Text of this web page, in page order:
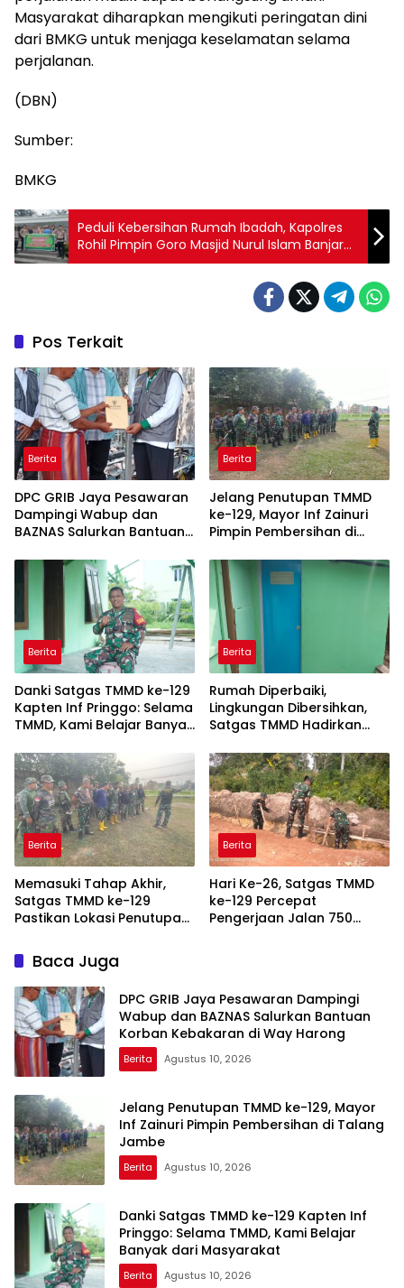
Masyarakat diharapkan mengikuti peringatan dini
dari BMKG untuk menjaga keselamatan selama
perjalanan.
(DBN)
Sumber:
BMKG
Peduli Kebersihan Rumah Ibadah, Kapolres
Rohil Pimpin Goro Masjid Nurul Islam Banjar
XII
Pos Terkait
Berita
DPC GRIB Jaya Pesawaran
Dampingi Wabup dan
BAZNAS Salurkan Bantuan
Harong
Berita
Jelang Penutupan TMMD
ke-129, Mayor Inf Zainuri
Pimpin Pembersihan di
Berita
Danki Satgas TMMD ke-129
Kapten Inf Pringgo: Selama
TMMD, Kami Belajar Banyak
Berita
Rumah Diperbaiki,
Lingkungan Dibersihkan,
Satgas TMMD Hadirkan
Karyo
Berita
Memasuki Tahap Akhir,
Satgas TMMD ke-129
Pastikan Lokasi Penutupan
Berita
Hari Ke-26, Satgas TMMD
ke-129 Percepat
Pengerjaan Jalan 750
Baca Juga
DPC GRIB Jaya Pesawaran Dampingi
Wabup dan BAZNAS Salurkan Bantuan
Korban Kebakaran di Way Harong
Berita Agustus 10, 2026
Jelang Penutupan TMMD ke-129, Mayor
Inf Zainuri Pimpin Pembersihan di Talang
Jambe
Berita Agustus 10, 2026
Danki Satgas TMMD ke-129 Kapten Inf
Pringgo: Selama TMMD, Kami Belajar
Banyak dari Masyarakat
Berita Agustus 10, 2026